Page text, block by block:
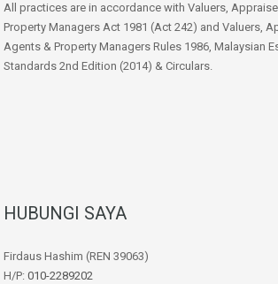
All practices are in accordance with Valuers,
Property Managers Act 1981 (Act 242) and Valuers,
Agents & Property Managers Rules 1986, Malaysian
Standards 2nd Edition (2014) & Circulars.
HUBUNGI SAYA
Firdaus Hashim (REN 39063)
H/P: 010-2289202